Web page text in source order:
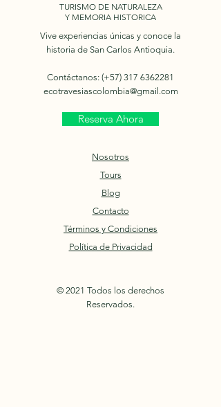
TURISMO DE NATURALEZA
Y MEMORIA HISTORICA
Vive experiencias únicas y conoce la
historia de San Carlos Antioquia.
Contáctanos: (+57) 317 6362281
ecotravesiascolombia@gmail.com
Reserva Ahora
Nosotros
Tours
Blog
Contacto
Términos y Condiciones
Política de Privacidad
© 2021 Todos los derechos
Reservados.